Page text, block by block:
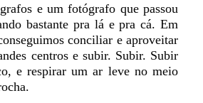
e um fotógrafo que passou
bastante pra lá e pra cá. Em
conciliar e aproveitar
centros e subir. Subir. Subir
e respirar um ar leve no meio